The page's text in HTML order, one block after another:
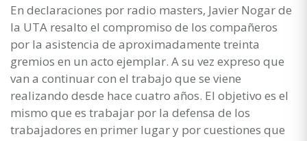
En declaraciones por radio masters, Javier Nogar de
la UTA resalto el compromiso de los compañeros
por la asistencia de aproximadamente treinta
gremios en un acto ejemplar. A su vez expreso que
van a continuar con el trabajo que se viene
realizando desde hace cuatro años. El objetivo es el
mismo que es trabajar por la defensa de los
trabajadores en primer lugar y por cuestiones que